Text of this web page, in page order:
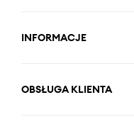
INFORMACJE
OBSŁUGA KLIENTA